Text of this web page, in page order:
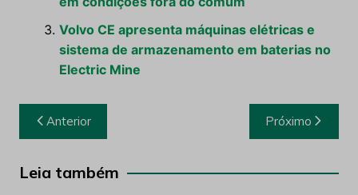
Volvo CE apresenta máquinas elétricas e
sistema de armazenamento em baterias no
Electric Mine
Navegação
de
Post
Anterior Próximo
Leia também